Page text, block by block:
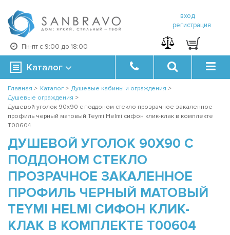
Пн-пт с 9:00 до 18:00
вход
регистрация
Каталог
Главная > Каталог > Душевые кабины и ограждения >
Душевые ограждения >
Душевой уголок 90х90 с поддоном стекло прозрачное закаленное
профиль черный матовый Teymi Helmi сифон клик-клак в комплекте
T00604
ДУШЕВОЙ УГОЛОК 90Х90 С
ПОДДОНОМ СТЕКЛО
ПРОЗРАЧНОЕ ЗАКАЛЕННОЕ
ПРОФИЛЬ ЧЕРНЫЙ МАТОВЫЙ
TEYMI HELMI СИФОН КЛИК-
КЛАК В КОМПЛЕКТЕ T00604